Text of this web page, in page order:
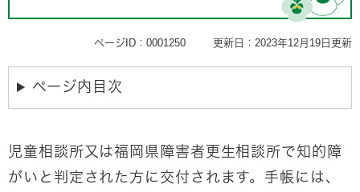
ページID：0001250 更新日：2023年12月19日更新
ページ内目次
児童相談所又は福岡県障害者更生相談所で知的障
がいと判定された方に交付されます。手帳には、